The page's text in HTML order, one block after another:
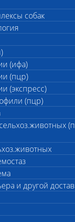
собак
(ифа)
(пцр)
(экспресс)
(пцр)
и другой
PRP,
–
повлиять на
и
жизни
врач может
из них имеет
прочих, PRP-